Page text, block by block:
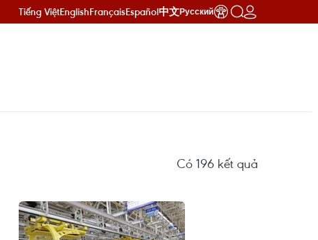
Tiếng ViệtEnglishFrançaisEspañol中文Русский
Có 196 kết quả